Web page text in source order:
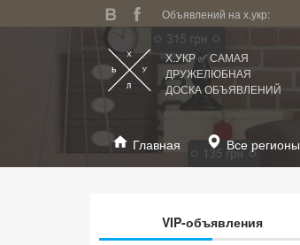
Объявлений на х.укр:
Х.УКР ✅ САМАЯ
ДРУЖЕЛЮБНАЯ
ДОСКА ОБЪЯВЛЕНИЙ
Главная Все регионы
VIP-объявления